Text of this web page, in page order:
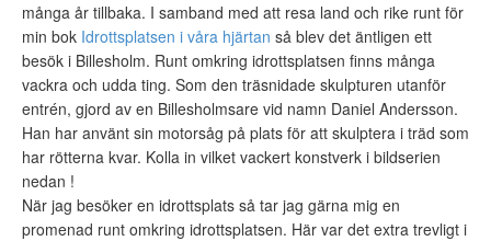
många år tillbaka. I samband med att resa land och rike runt för
min bok Idrottsplatsen i våra hjärtan så blev det äntligen ett
besök i Billesholm. Runt omkring idrottsplatsen finns många
vackra och udda ting. Som den träsnidade skulpturen utanför
entrén, gjord av en Billesholmsare vid namn Daniel Andersson.
Han har använt sin motorsåg på plats för att skulptera i träd som
har rötterna kvar. Kolla in vilket vackert konstverk i bildserien
nedan !
När jag besöker en idrottsplats så tar jag gärna mig en
promenad runt omkring idrottsplatsen. Här var det extra trevligt i